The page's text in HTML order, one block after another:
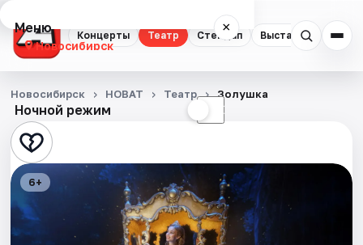
Концерты Театр Стендап Выставки
Меню ×
Новосибирск
Концерты
Театр
Стендап
Квесты
Ночной режим ☾
Новосибирск НОВАТ Театр Золушка
6+